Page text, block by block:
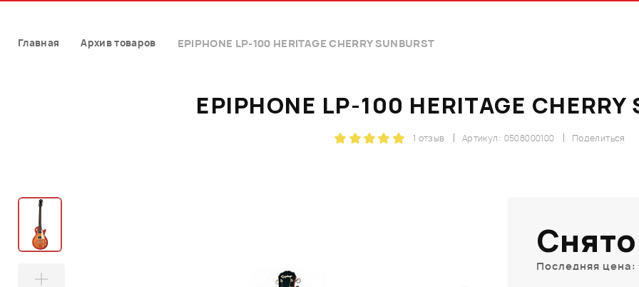
Главная Архив товаров EPIPHONE LP-100 HERITAGE CHERRY SUNBURST
EPIPHONE LP-100 HERITAGE CHERRY
Поделиться
Артикул: 0508000100
1 отзыв
Последняя цена: